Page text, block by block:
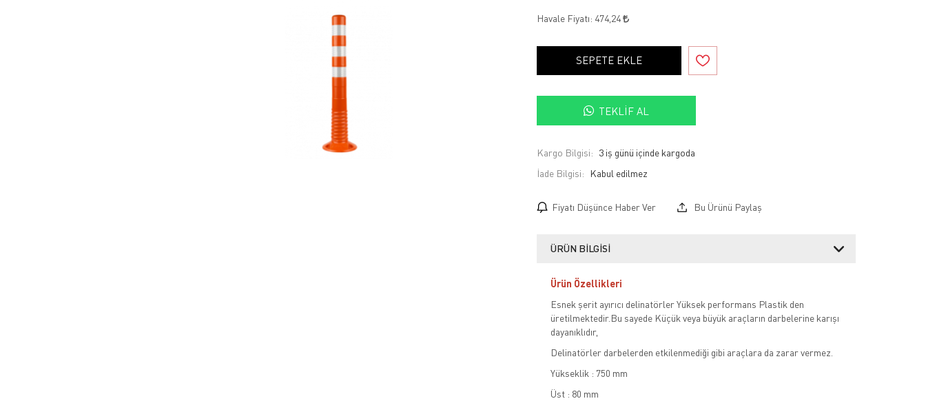
Havale Fiyatı: 474,24
SEPETE EKLE
TEKLIF AL
Kargo Bilgisi: 3 iş günü içinde kargoda
İade Bilgisi:
Fiyatı Düşünce Haber Ver Bu Ürünü Paylaş
ÜRÜN BILGISI
Ürün Özellikleri
Esnek şerit ayırıcı delinatörler Yüksek performans Plastik den
üretilmektedir.Bu sayede Küçük veya büyük araçların darbelerine karışı
dayanıklıdır,
Delinatörler darbelerden etkilenmediği gibi araçlara da zarar vermez.
Yükseklik : 750 mm
Üst : 80 mm